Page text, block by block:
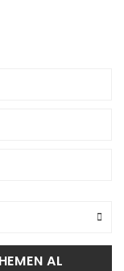
HEMEN AL